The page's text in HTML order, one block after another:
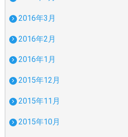
2016年3月
2016年2月
2016年1月
2015年12月
2015年11月
2015年10月